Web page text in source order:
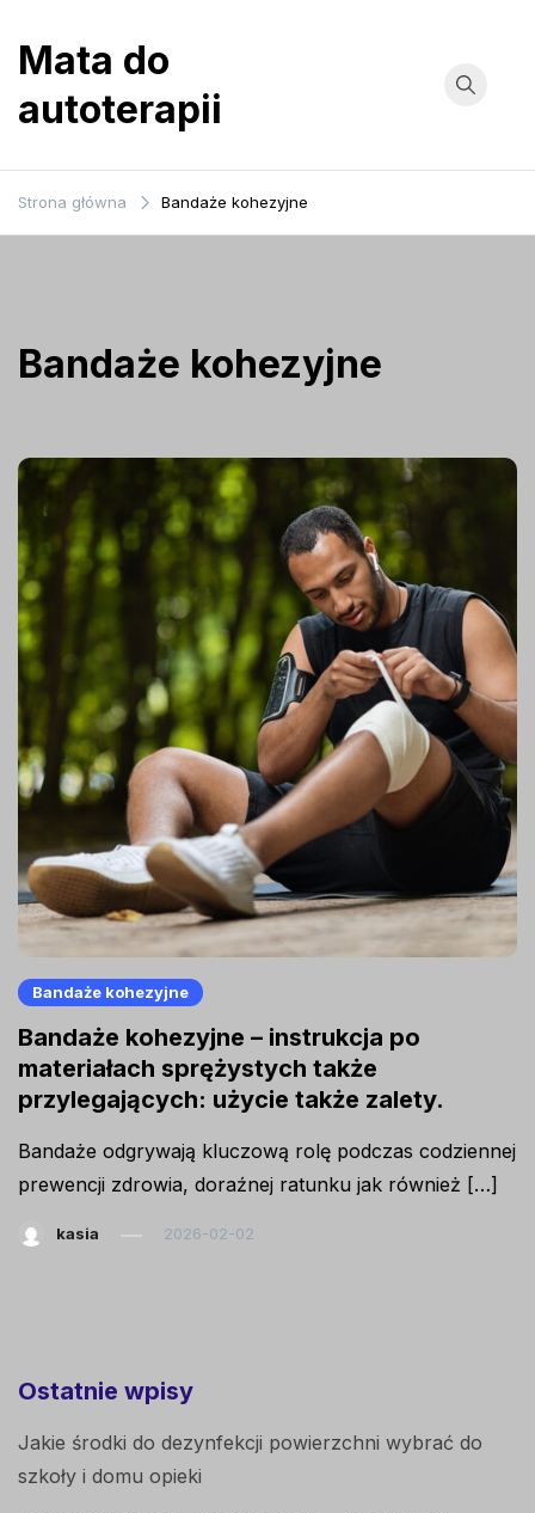
doMata do
autoterapii
Strona główna Bandaże kohezyjne
Bandaże kohezyjne
Bandaże kohezyjne
Bandaże kohezyjne – instrukcja po
materiałach sprężystych także
przylegających: użycie także zalety.
Bandaże odgrywają kluczową rolę podczas codziennej
prewencji zdrowia, doraźnej ratunku jak również […]
kasia 2026-02-02
Ostatnie wpisy
Jakie środki do dezynfekcji powierzchni wybrać do
szkoły i domu opieki